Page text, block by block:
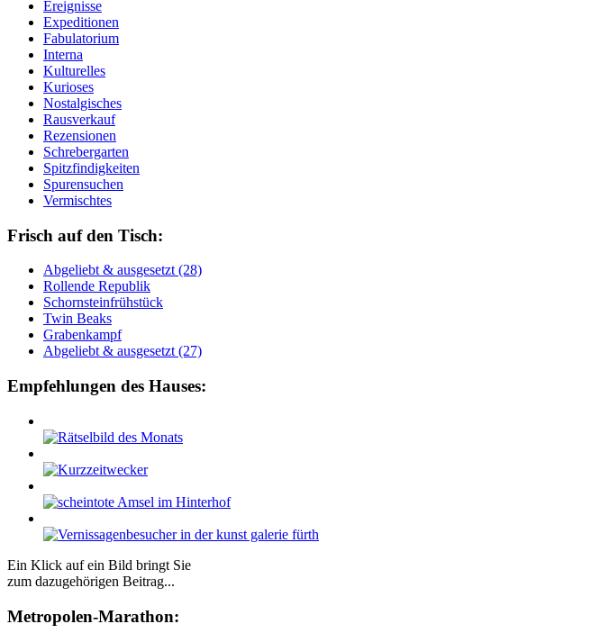
Ereignisse
Expeditionen
Fabulatorium
Interna
Kulturelles
Kurioses
Nostalgisches
Rausverkauf
Rezensionen
Schrebergarten
Spitzfindigkeiten
Spurensuchen
Vermischtes
Frisch auf den Tisch:
Ab­ge­liebt & aus­ge­setzt (28)
Rol­len­de Re­pu­blik
Schorn­stein­früh­stück
Twin Beaks
Gra­ben­kampf
Ab­ge­liebt & aus­ge­setzt (27)
Empfehlungen des Hauses:
Ein Klick auf ein Bild bringt Sie
zum dazugehörigen Beitrag...
Me­tro­po­len-Ma­ra­thon: